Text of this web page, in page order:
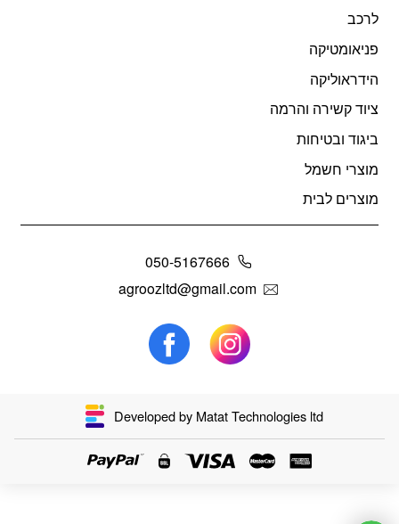
לרכב
פניאומטיקה
הידראוליקה
ציוד קשירה והרמה
ביגוד ובטיחות
מוצרי חשמל
מוצרים לבית
050-5167666
agroozltd@gmail.com
Developed by Matat Technologies ltd